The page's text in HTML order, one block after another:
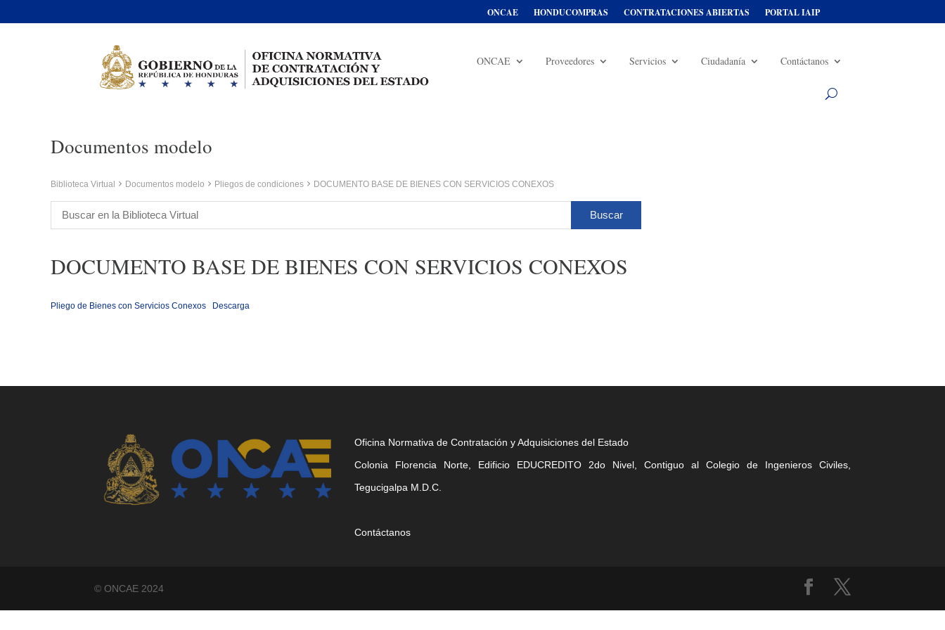
ONCAE HONDUCOMPRAS CONTRATACIONES ABIERTAS PORTAL IAIP
ONCAE Proveedores Servicios Ciudadanía Contáctanos
Documentos modelo
Biblioteca Virtual Documentos modelo Pliegos de condiciones DOCUMENTO BASE DE BIENES CON SERVICIOS CONEXOS
DOCUMENTO BASE DE BIENES CON SERVICIOS CONEXOS
Pliego de Bienes con Servicios Conexos Descarga
Oficina Normativa de Contratación y Adquisiciones del Estado
Colonia Florencia Norte, Edificio EDUCREDITO 2do Nivel, Contiguo al Colegio de Ingenieros Civiles,
Tegucigalpa M.D.C.
Contáctanos
©️ ONCAE 2024